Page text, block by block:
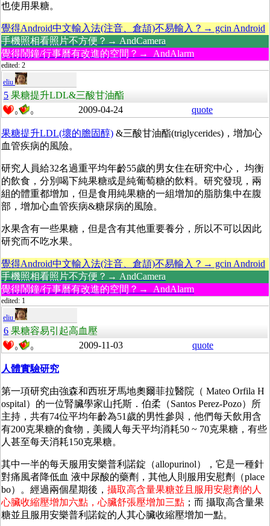
也使用果糖。
覺得Android中文輸入法(注音、倉頡)不易輸入？→ gcin Android
手機照相看照片不方便？→ AndCamera
覺得鬧鐘/行事曆有改進的空間？→ AndAlarm
edited: 2
eliu
5 果糖提升LDL&三酸甘油酯
0 0 2009-04-24 quote
果糖提升LDL(壞的膽固醇) &三酸甘油酯(triglycerides)，增加心
血管疾病的風險。
研究人員給32名過重平均年齡55歲的男女住在研究中心， 均衡
的飲食，分別喝下純果糖或是純葡萄糖的飲料。研究發現，兩
組的體重都增加，但是食用純果糖的一組增加的脂肪集中在腹
部，增加心血管疾病&糖尿病的風險。
水果含有一些果糖，但是含有其他重要養分，所以不可以因此
研究而不吃水果。
覺得Android中文輸入法(注音、倉頡)不易輸入？→ gcin Android
手機照相看照片不方便？→ AndCamera
覺得鬧鐘/行事曆有改進的空間？→ AndAlarm
edited: 1
eliu
6 果糖容易引起高血壓
0 0 2009-11-03 quote
人體實驗研究
第一項研究由強森和西班牙馬地奧爾菲拉醫院（ Mateo Orfila H
ospital）的一位腎臟學家山托斯．伯柔（Santos Perez-Pozo）所
主持，共有74位平均年齡為51歲的男性參與，他們每天飲用含
有200克果糖的食物，美國人每天平均消耗50 ~ 70克果糖，有些
人甚至每天消耗150克果糖。
其中一半的每天服用安樂普利諾錠（allopurinol），它是一種針
對痛風者降低血 液中尿酸的藥劑，其他人則服用安慰劑（place
bo）。經過兩個星期後， 攝取高含量果糖並且服用安慰劑的人
心臟收縮壓增加六點，心臟舒張壓增加三點 ；而 攝取高含量果
糖並且服用安樂普利諾錠的人其心臟收縮壓增加一點。